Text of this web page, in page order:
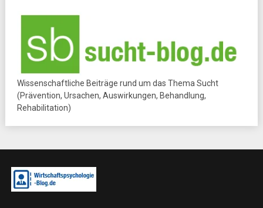
Wissenschaftliche Beiträge rund um das Thema Sucht
(Prävention, Ursachen, Auswirkungen, Behandlung,
Rehabilitation)